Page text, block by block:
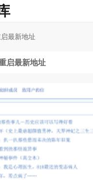
最新地址
启最新地址